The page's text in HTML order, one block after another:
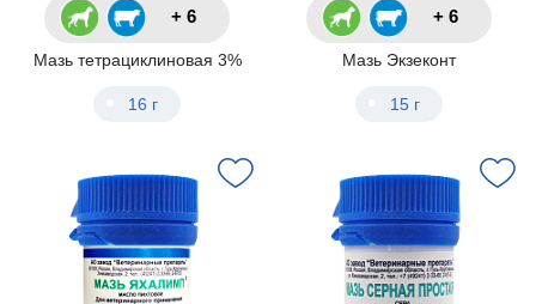
+ 6
Мазь тетрациклиновая 3%
16 г
+ 6
Мазь Экзеконт
15 г